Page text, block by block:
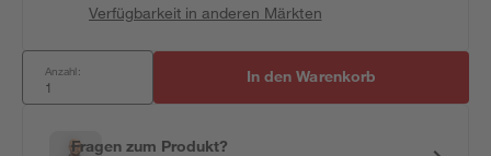
Verfügbarkeit in anderen Märkten
Anzahl: In den Warenkorb
Fragen zum Produkt?